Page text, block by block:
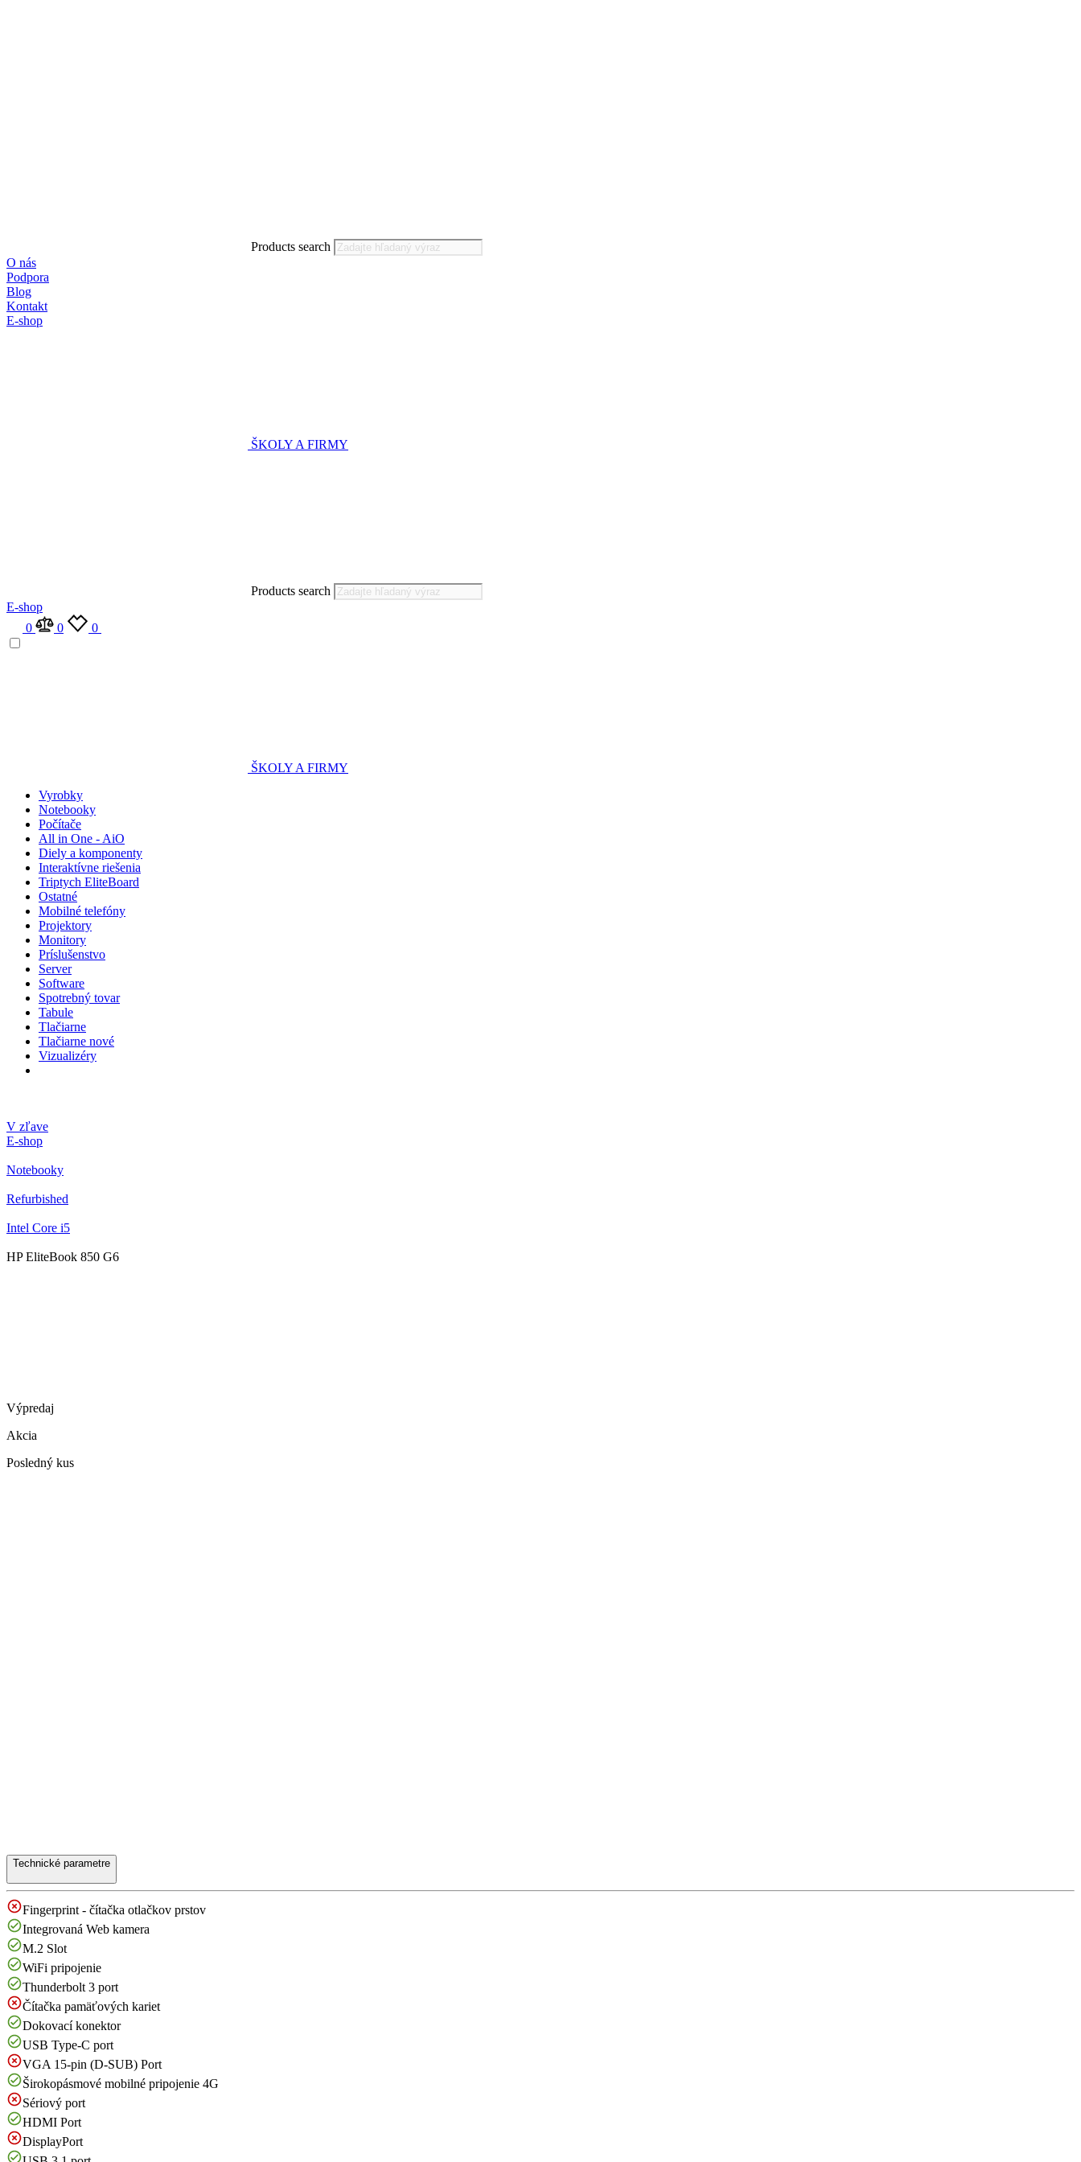
Products search
O nás
Podpora
Blog
Kontakt
E-shop
ŠKOLY A FIRMY
Products search
E-shop
0
0 0
ŠKOLY A FIRMY
Vyrobky
Notebooky
Počítače
All in One - AiO
Diely a komponenty
Interaktívne riešenia
Triptych EliteBoard
Ostatné
Mobilné telefóny
Projektory
Monitory
Príslušenstvo
Server
Software
Spotrebný tovar
Tabule
Tlačiarne
Tlačiarne nové
Vizualizéry
V zľave
E-shop
Notebooky
Refurbished
Intel Core i5
HP EliteBook 850 G6
Výpredaj
Akcia
Posledný kus
Technické parametre
Fingerprint - čítačka otlačkov prstov
Integrovaná Web kamera
M.2 Slot
WiFi pripojenie
Thunderbolt 3 port
Čítačka pamäťových kariet
Dokovací konektor
USB Type-C port
VGA 15-pin (D-SUB) Port
Širokopásmové mobilné pripojenie 4G
Sériový port
HDMI Port
DisplayPort